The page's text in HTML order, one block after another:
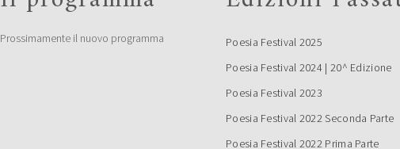
Prossimamente il nuovo programma
Poesia Festival 2025
Poesia Festival 2024 | 20^ Edizione
Poesia Festival 2023
Poesia Festival 2022 Seconda Parte
Poesia Festival 2022 Prima Parte